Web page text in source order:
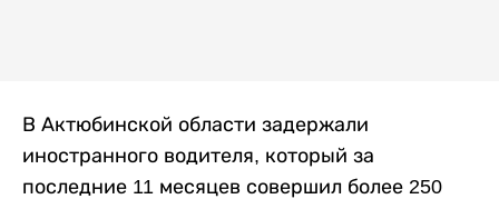
В Актюбинской области задержали
иностранного водителя, который за
последние 11 месяцев совершил более 250